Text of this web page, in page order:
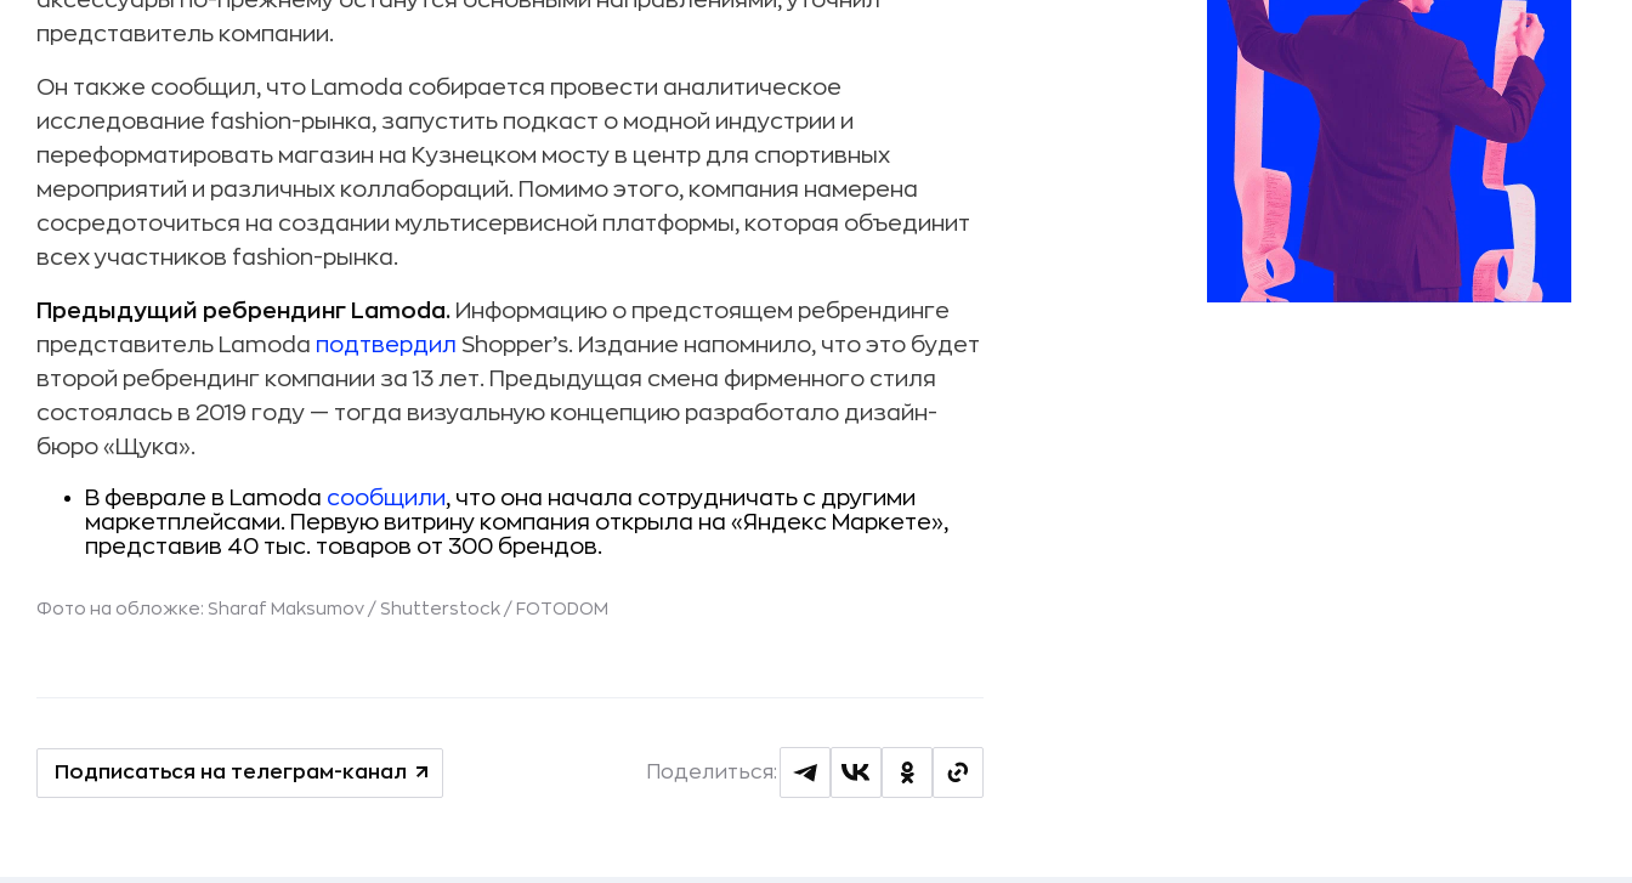
представитель компании.
Он также сообщил, что Lamoda собирается провести аналитическое
исследование fashion-рынка, запустить подкаст о модной индустрии и
переформатировать магазин на Кузнецком мосту в центр для спортивных
мероприятий и различных коллабораций. Помимо этого, компания намерена
сосредоточиться на создании мультисервисной платформы, которая объединит
всех участников fashion-рынка.
Предыдущий ребрендинг Lamoda. Информацию о предстоящем ребрендинге
представитель Lamoda подтвердил Shopper’s. Издание напомнило, что это будет
второй ребрендинг компании за 13 лет. Предыдущая смена фирменного стиля
состоялась в 2019 году — тогда визуальную концепцию разработало дизайн-
бюро «Щука».
В феврале в Lamoda сообщили, что она начала сотрудничать с другими
маркетплейсами. Первую витрину компания открыла на «Яндекс Маркете»,
представив 40 тыс. товаров от 300 брендов.
Фото на обложке: Sharaf Maksumov / Shutterstock / FOTODOM
Подписаться на телеграм-канал Поделиться: